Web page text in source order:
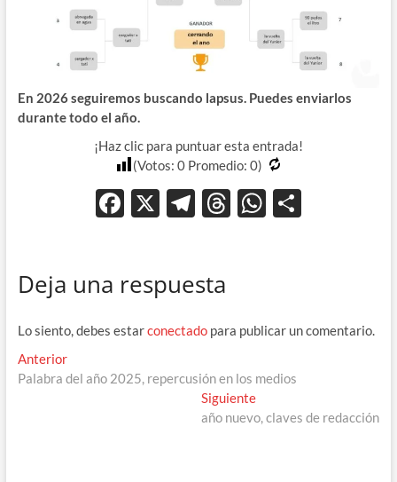
En 2026 seguiremos buscando lapsus. Puedes enviarlos
durante todo el año.
¡Haz clic para puntuar esta entrada!
(Votos: 0Promedio: 0)
F
b
o
k
X T
gr
m
T
ds
W
p
p
ti
Deja una respuesta
Lo siento, debes estarconectadopara publicar un comentario.
Navegación
de
AnteriorEntrada
anterior:
Palabra del año 2025, repercusión en los medios
SiguienteEntrada
siguiente:
año nuevo, claves de redacción